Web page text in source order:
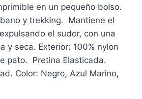
en un pequeño bolso.
y trekking. Mantiene el
el sudor, con una
y seca. Exterior: 100% nylon
pato. Pretina Elasticada.
Color: Negro, Azul Marino,